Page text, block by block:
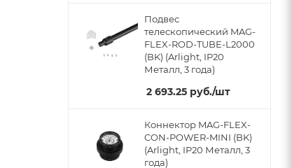
Подвес
телескопический MAG-
FLEX-ROD-TUBE-L2000
(BK) (Arlight, IP20
Металл, 3 года)
2 693.25 руб./шт
Коннектор MAG-FLEX-
CON-POWER-MINI (BK)
(Arlight, IP20 Металл, 3
года)